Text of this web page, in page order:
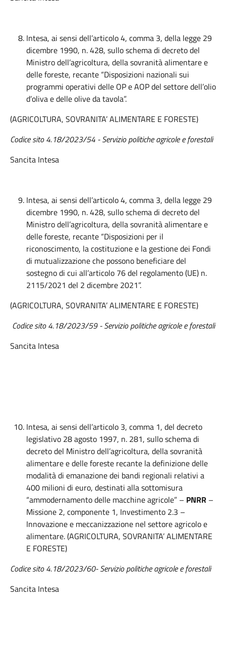
Intesa, ai sensi dell’articolo 4, comma 3, della legge 29
dicembre 1990, n. 428, sullo schema di decreto del
Ministro dell’agricoltura, della sovranità alimentare e
delle foreste, recante “Disposizioni nazionali sui
programmi operativi delle OP e AOP del settore dell’olio
d’oliva e delle olive da tavola”.
(AGRICOLTURA, SOVRANITA’ ALIMENTARE E FORESTE)
Codice sito 4.18/2023/54 - Servizio politiche agricole e forestali
Sancita Intesa
Intesa, ai sensi dell’articolo 4, comma 3, della legge 29
dicembre 1990, n. 428, sullo schema di decreto del
Ministro dell’agricoltura, della sovranità alimentare e
delle foreste, recante “Disposizioni per il
riconoscimento, la costituzione e la gestione dei Fondi
di mutualizzazione che possono beneficiare del
sostegno di cui all’articolo 76 del regolamento (UE) n.
2115/2021 del 2 dicembre 2021”.
(AGRICOLTURA, SOVRANITA’ ALIMENTARE E FORESTE)
Codice sito 4.18/2023/59 - Servizio politiche agricole e forestali
Sancita Intesa
Intesa, ai sensi dell’articolo 3, comma 1, del decreto
legislativo 28 agosto 1997, n. 281, sullo schema di
decreto del Ministro dell’agricoltura, della sovranità
alimentare e delle foreste recante la definizione delle
modalità di emanazione dei bandi regionali relativi a
400 milioni di euro, destinati alla sottomisura
“ammodernamento delle macchine agricole” – PNRR –
Missione 2, componente 1, Investimento 2.3 –
Innovazione e meccanizzazione nel settore agricolo e
alimentare. (AGRICOLTURA, SOVRANITA’ ALIMENTARE
E FORESTE)
Codice sito 4.18/2023/60- Servizio politiche agricole e forestali
Sancita Intesa